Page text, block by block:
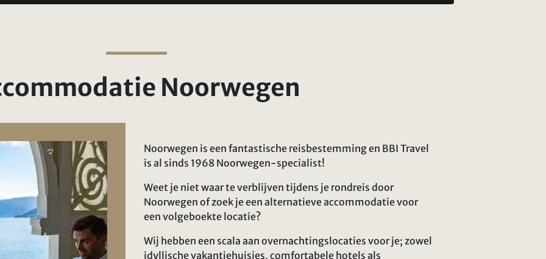
Noorwegen
Noorwegen is een fantastische reisbestemming en BBI Travel
is al sinds 1968 Noorwegen-specialist!
Weet je niet waar te verblijven tijdens je rondreis door
Noorwegen of zoek je een alternatieve accommodatie voor
een volgeboekte locatie?
Wij hebben een scala aan overnachtingslocaties voor je; zowel
idyllische vakantiehuisjes, comfortabele hotels als